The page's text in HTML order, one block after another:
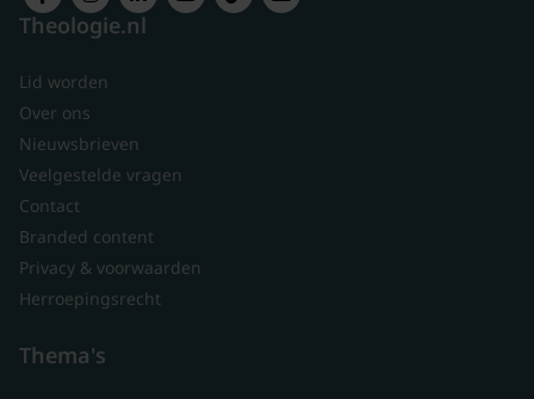
Theologie.nl
Lid worden
Over ons
Nieuwsbrieven
Veelgestelde vragen
Contact
Branded content
Privacy & voorwaarden
Herroepingsrecht
Thema's